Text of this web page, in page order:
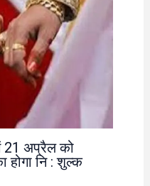
21 अप्रैल को
होगा नि : शुल्क